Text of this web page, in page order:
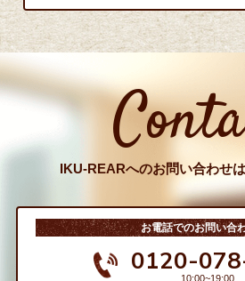
IKU-REARへのお問い合わせは
お電話でのお問い合
0120-
10:00~19:00